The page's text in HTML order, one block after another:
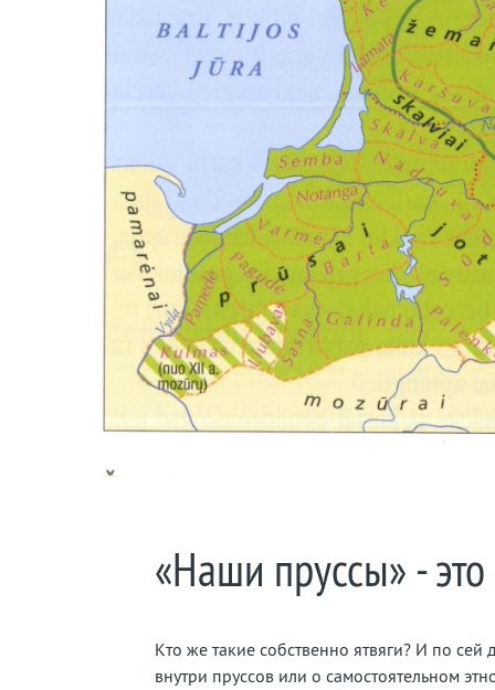
«Наши пруссы» - это
Кто же такие собственно ятвяги? И по сей
внутри пруссов или о самостоятельном